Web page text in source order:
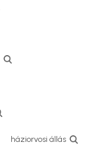
háziorvosi állás